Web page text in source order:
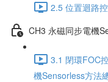
2.5 位置迴路
CH3 永磁同步電機
3.1 閉環FOC
機Sensorless方法